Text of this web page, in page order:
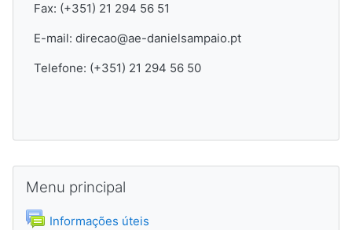
Fax: (+351) 21 294 56 51
E-mail: direcao@ae-danielsampaio.pt
Telefone: (+351) 21 294 56 50
Menu principal
Informações úteis